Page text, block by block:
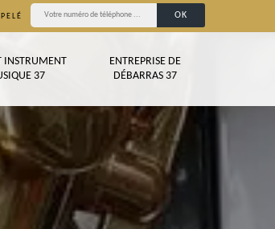
INSTRUMENT
37
ENTREPRISE DE
DÉBARRAS 37